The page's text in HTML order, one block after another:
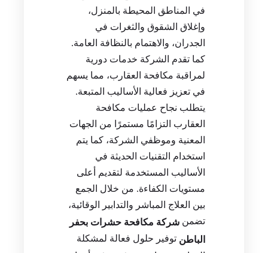
في المناطق المحيطة بالمنزل،
وإغلاق الشقوق والثغرات في
الجدران، والاهتمام بالنظافة العامة.
كما تقدم الشركة خدمات دورية
لمراقبة مكافحة العقارب، مما يسهم
في تعزيز فعالية الأساليب المتبعة.
يتطلب نجاح عمليات مكافحة
العقارب التزامًا مستمرًا من الجهات
المعنية وموظفي الشركة، كما يتم
استخدام التقنيات الحديثة في
الأساليب المستخدمة لتقديم أعلى
مستويات الكفاءة. من خلال الجمع
بين العلاج المباشر والتدابير الوقائية،
تضمن شركة مكافحة حشرات بحفر
الباطن توفير حلول فعالة لمشكلة